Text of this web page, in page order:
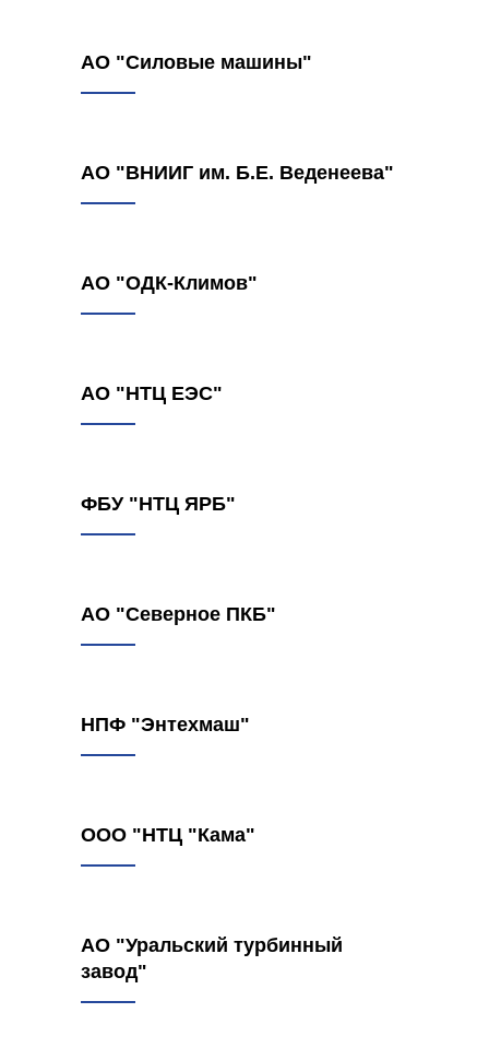
АО "Силовые машины"
АО "ВНИИГ им. Б.Е. Веденеева"
АО "ОДК-Климов"
АО "НТЦ ЕЭС"
ФБУ "НТЦ ЯРБ"
АО "Северное ПКБ"
НПФ "Энтехмаш"
ООО "НТЦ "Кама"
АО "Уральский турбинный
завод"